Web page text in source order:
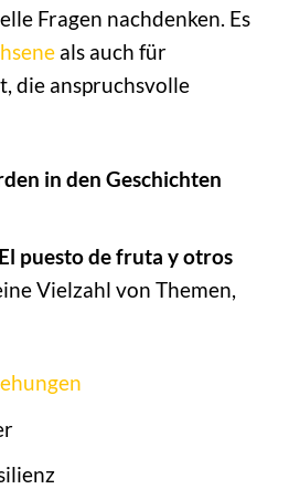
Fragen nachdenken. Es
als auch für
die anspruchsvolle
in den Geschichten
puesto de fruta y otros
Vielzahl von Themen,